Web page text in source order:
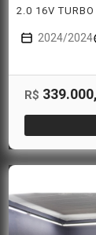
2.0 16V TURBO
2024/2024
R$